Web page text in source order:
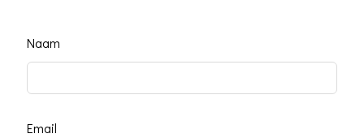
Leave
this
field
Naam
Email